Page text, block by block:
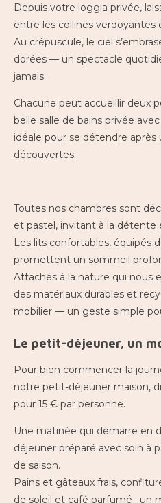
Depuis votre loggia privée,
entre les collines verdoyantes
Au crépuscule, le ciel
dorées — un spectacle
jamais.
Chacune peut accueillir deux
belle salle de bains privée
idéale pour se détendre après
découvertes.
Toutes nos chambres sont
et pastel, invitant à la détente
Les lits confortables, équipés
promettent un sommeil
Attachés à la nature qui nous
des matériaux durables et
mobilier — un geste simple
Le petit-déjeuner, un
Pour bien commencer la
notre petit-déjeuner maison,
pour 15 € par personne.
Une matinée qui démarre en
déjeuner préparé avec soin à
de saison.
Pains et gâteaux frais,
de soleil et café parfumé : un